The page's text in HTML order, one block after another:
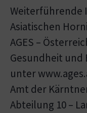
Weiterführende
Asiatischen
AGES –
Gesundheit und
unter
Amt der
Abteilung 10 –